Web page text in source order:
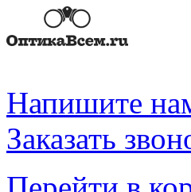
Напишите
Заказать